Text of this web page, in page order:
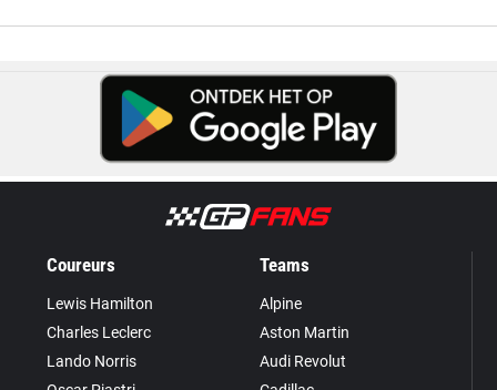
Coureurs
Lewis Hamilton
Charles Leclerc
Lando Norris
Teams
Alpine
Aston Martin
Audi Revolut